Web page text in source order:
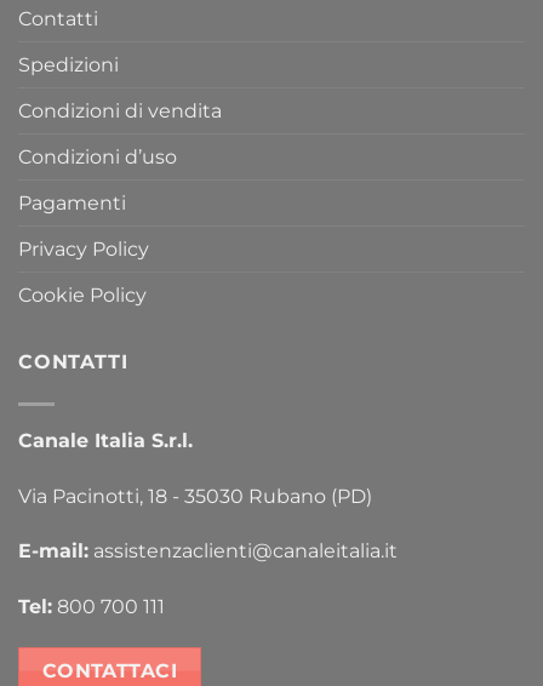
Contatti
Spedizioni
Condizioni di vendita
Condizioni d’uso
Pagamenti
Privacy Policy
Cookie Policy
CONTATTI
Canale Italia S.r.l.
Via Pacinotti, 18 - 35030 Rubano (PD)
E-mail: assistenzaclienti@canaleitalia.it
Tel: 800 700 111
CONTATTACI